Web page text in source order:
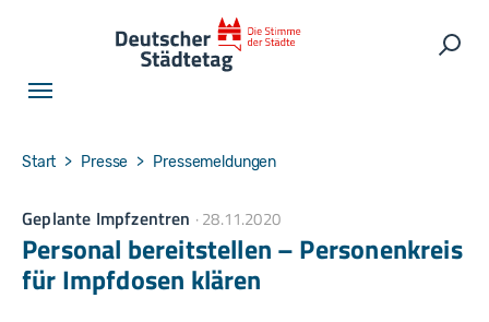
You are here:
Start Presse Pressemeldungen
Geplante Impfzentren 28.11.2020
Personal bereitstellen – Personenkreis
für Impfdosen klären